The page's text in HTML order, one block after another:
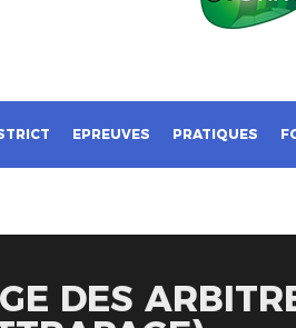
EPREUVES PRATIQUES
DES